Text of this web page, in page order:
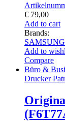
€ 79,00
Add to cart
Brands:
SAMSUNG
Add to
Compare
Büro &
Drucker